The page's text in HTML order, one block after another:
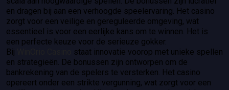
en dragen bij aan een verhoogde speelervaring. Het casino
zorgt voor een veilige en gereguleerde omgeving, wat
essentieel is voor een eerlijke kans om te winnen. Het is
een perfecte keuze voor de serieuze gokker.
Bij
staat innovatie voorop met unieke spellen
en strategieën. De bonussen zijn ontworpen om de
bankrekening van de spelers te versterken. Het casino
opereert onder een strikte vergunning, wat zorgt voor een